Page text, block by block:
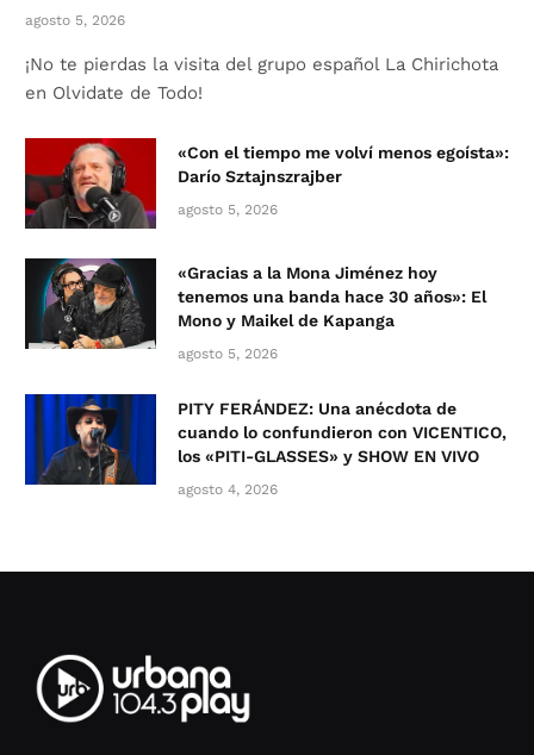
agosto 5, 2026
¡No te pierdas la visita del grupo español La Chirichota
en Olvidate de Todo!
«Con el tiempo me volví menos egoísta»:
Darío Sztajnszrajber
agosto 5, 2026
«Gracias a la Mona Jiménez hoy
tenemos una banda hace 30 años»: El
Mono y Maikel de Kapanga
agosto 5, 2026
PITY FERÁNDEZ: Una anécdota de
cuando lo confundieron con VICENTICO,
los «PITI-GLASSES» y SHOW EN VIVO
agosto 4, 2026